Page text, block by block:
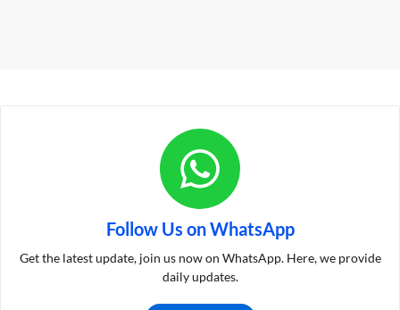
Follow Us on WhatsApp
Get the latest update, join us now on WhatsApp. Here, we provide
daily updates.